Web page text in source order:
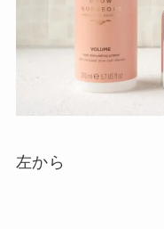
左から